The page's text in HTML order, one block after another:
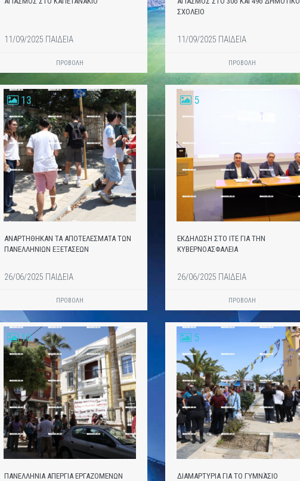
11/09/2025 ΠΑΙΔΕΙΑ
ΠΡΟΒΟΛΗ
ΣΧΟΛΕΙΟ
11/09/2025 ΠΑΙΔΕΙΑ
ΠΡΟΒΟΛΗ
13
ΑΝΑΡΤΗΘΗΚΑΝ ΤΑ ΑΠΟΤΕΛΕΣΜΑΤΑ ΤΩΝ
ΠΑΝΕΛΛΗΝΙΩΝ ΕΞΕΤΑΣΕΩΝ
26/06/2025 ΠΑΙΔΕΙΑ
ΠΡΟΒΟΛΗ
5
ΕΚΔΗΛΩΣΗ ΣΤΟ ΙΤΕ ΓΙΑ ΤΗΝ
ΚΥΒΕΡΝΟΑΣΦΑΛΕΙΑ
26/06/2025 ΠΑΙΔΕΙΑ
ΠΡΟΒΟΛΗ
10
ΠΑΝΕΛΛΗΝΙΑ ΑΠΕΡΓΙΑ ΕΡΓΑΖΟΜΕΝΩΝ
5
ΔΙΑΜΑΡΤΥΡΙΑ ΓΙΑ ΤΟ ΓΥΜΝΆΣΙΟ